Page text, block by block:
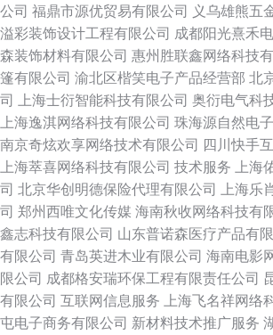
公司 福鼎市源优贸易有限公司 义乌雄熊五
溢彩装饰设计工程有限公司 成都阳光熹禾
森装饰材料有限公司 惠州胜联鑫网络科技
篷有限公司 渝北区楷笑电子产品经营部 北
司
上海士衍智能科技有限公司 奥衍电气科
上海逸淇网络科技有限公司 珠海源自然电
南京奇炫欢享网络技术有限公司
四川快手
上海萃喜网络科技有限公司 技术服务
上海
司 北京华创明德保险代理有限公司
上海乐
司 郑州西唯文化传媒 海南秋收网络科技有
鑫志科技有限公司 山东普诺森医疗产品有
有限公司 青岛英进木业有限公司 海南电影
限公司 成都格安瑞环保工程有限责任公司
有限公司 互联网信息服务 上海飞名祥网络
屯电子商务有限公司 新材料技术推广服务